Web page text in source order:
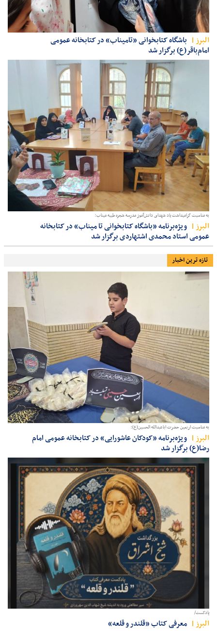
البرز
باشگاه کتابخوانی «تامیناب» در کتابخانه عمومی
امام‌باقر(ع) برگزار شد
به مناسبت گرامیداشت یاد شهدای دانش‌آموز مدرسه شجره طیبه میناب؛
البرز
ویژه‌برنامه «باشگاه کتابخوانی تا میناب» در کتابخانه
عمومی استاد محمدی اشتهاردی برگزار شد
تازه ترین اخبار
به مناسبت اربعین حضرت اباعبدالله الحسین(ع)؛
البرز
ویژه‌برنامه «کودکان عاشورایی» در کتابخانه عمومی امام
رضا(ع) برگزار شد
پادکست/
البرز معرفی کتاب «قلندر و قلعه»